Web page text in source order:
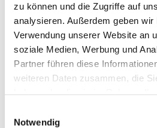
zu können und die Zugriffe auf
analysieren. Außerdem geben
Verwendung unserer Website an
soziale Medien, Werbung und
Partner führen diese
weiteren Daten zusammen, die
Notwendig